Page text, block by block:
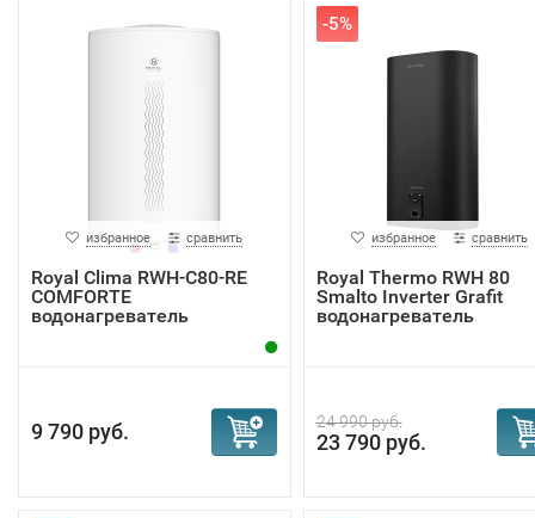
избранное сравнить
Royal Clima RWH-С80-RE
COMFORTE
водонагреватель
9 790 руб.
-5%
избранное сравнить
Royal Thermo RWH 80
Smalto Inverter Grafit
водонагреватель
24 990 руб.
23 790 руб.